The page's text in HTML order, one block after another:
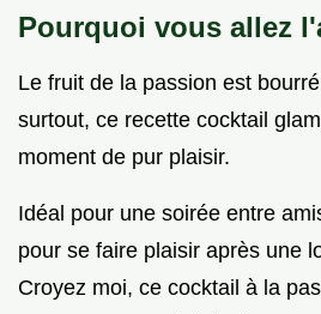
Pourquoi vous allez
Le fruit de la passion est
surtout, ce recette cocktail
moment de pur plaisir.
Idéal pour une soirée entre
pour se faire plaisir après une
Croyez moi, ce cocktail à la